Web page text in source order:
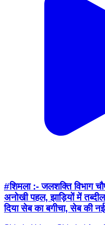
#शिमला :- जलशक्ति विभाग
अनोखी पहल, झाड़ियों में
दिया सेब का बगीचा, सेब की